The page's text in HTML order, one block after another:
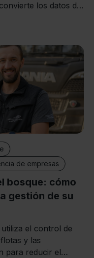
los datos de
de empresas
bosque: cómo
gestión de su
el control de
y las
para reducir el